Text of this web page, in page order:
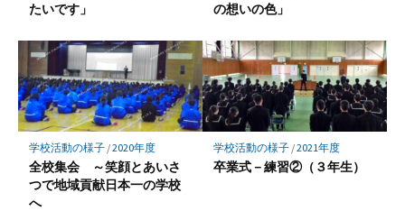
たいです」
の想いの色」
学校活動の様子/2020年度
全校集会 ～笑顔とあいさ
つで地域貢献日本一の学校
へ
学校活動の様子/2021年度
卒業式－練習②（３年生）